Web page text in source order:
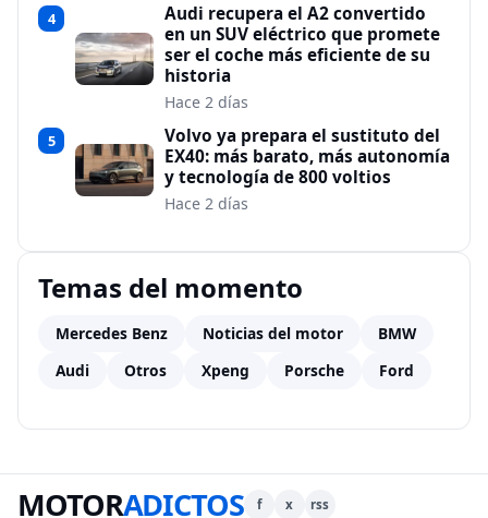
4
Audi recupera el A2 convertido
en un SUV eléctrico que promete
ser el coche más eficiente de su
historia
Hace 2 días
5
Volvo ya prepara el sustituto del
EX40: más barato, más autonomía
y tecnología de 800 voltios
Hace 2 días
Temas del momento
Mercedes Benz Noticias del motor
BMW
Audi
Otros Xpeng Porsche Ford
MOTORADICTOS f x rss